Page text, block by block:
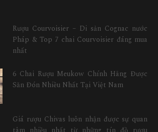
Rượu Courvoisier – Di sản Cognac nước
Pháp & Top 7 chai Courvoisier đáng mua
nhất
6 Chai Rượu Meukow Chính Hãng Được
Săn Đón Nhiều Nhất Tại Việt Nam
Giá rượu Chivas luôn nhận được sự quan